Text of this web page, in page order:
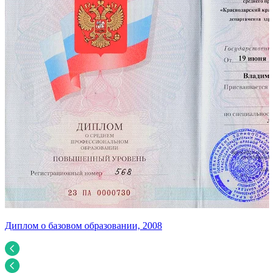
Диплом о базовом образовании, 2008